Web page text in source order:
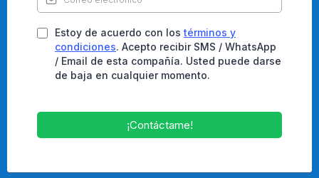
Estoy de acuerdo con los términos y
condiciones. Acepto recibir SMS / WhatsApp
/ Email de esta compañía. Usted puede darse
de baja en cualquier momento.
¡Contáctame!